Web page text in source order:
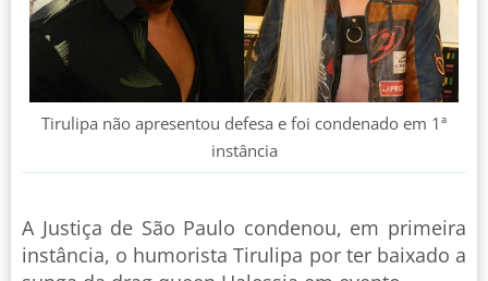
Tirulipa não apresentou defesa e foi condenado em 1ª
instância
A Justiça de São Paulo condenou, em primeira
instância, o humorista Tirulipa por ter baixado a